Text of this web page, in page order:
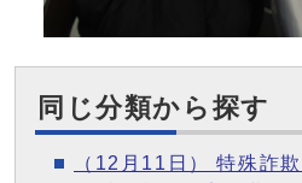
同じ分類から探す
（12月11日） 特殊詐